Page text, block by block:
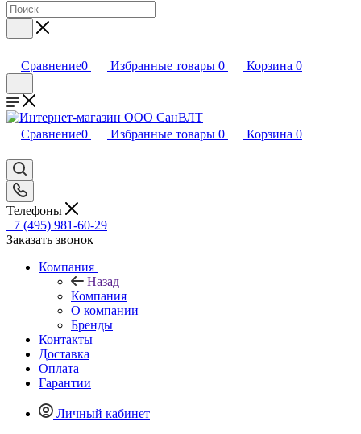
Сравнение0 Избранные товары 0 Корзина 0
Сравнение0 Избранные товары 0 Корзина 0
Телефоны
+7 (495) 981-60-29
Заказать звонок
Компания
Назад
Компания
О компании
Бренды
Контакты
Доставка
Оплата
Гарантии
Личный кабинет